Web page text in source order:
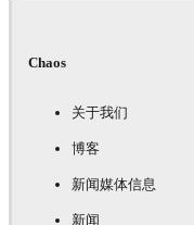
Chaos
关于我们
博客
新闻媒体信息
新闻